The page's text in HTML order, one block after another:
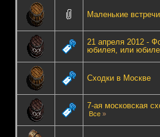
Маленькие
21 апреля 2012 -
юбилея, или
Сходки в Москве
7-ая московская
Все»